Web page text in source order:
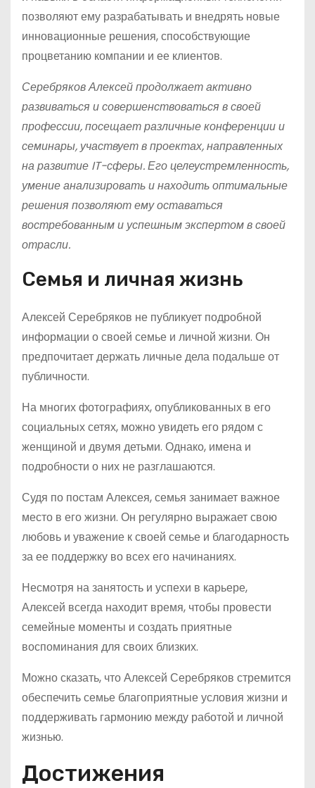
позволяют ему разрабатывать и внедрять новые
инновационные решения, способствующие
процветанию компании и ее клиентов.
Серебряков Алексей продолжает активно
развиваться и совершенствоваться в своей
профессии, посещает различные конференции и
семинары, участвует в проектах, направленных
на развитие IT-сферы. Его целеустремленность,
умение анализировать и находить оптимальные
решения позволяют ему оставаться
востребованным и успешным экспертом в своей
отрасли.
Семья и личная жизнь
Алексей Серебряков не публикует подробной
информации о своей семье и личной жизни. Он
предпочитает держать личные дела подальше от
публичности.
На многих фотографиях, опубликованных в его
социальных сетях, можно увидеть его рядом с
женщиной и двумя детьми. Однако, имена и
подробности о них не разглашаются.
Судя по постам Алексея, семья занимает важное
место в его жизни. Он регулярно выражает свою
любовь и уважение к своей семье и благодарность
за ее поддержку во всех его начинаниях.
Несмотря на занятость и успехи в карьере,
Алексей всегда находит время, чтобы провести
семейные моменты и создать приятные
воспоминания для своих близких.
Можно сказать, что Алексей Серебряков стремится
обеспечить семье благоприятные условия жизни и
поддерживать гармонию между работой и личной
жизнью.
Достижения